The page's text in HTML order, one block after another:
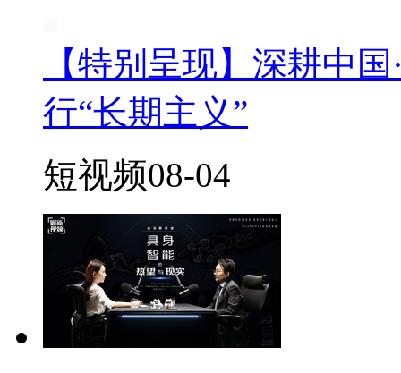
【特别呈现】深耕中
行“长期主义”
短视频08-04